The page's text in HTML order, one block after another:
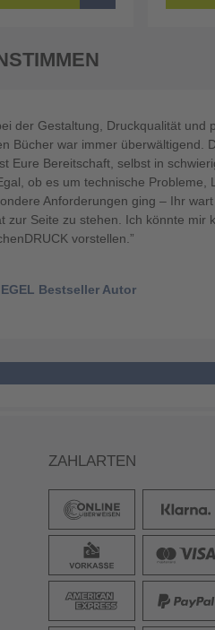
Bestellung, schnelle Abwicklung,
uns ein unverzichtbarer Partner!”
& Logistik